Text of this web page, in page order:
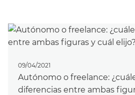
09/04/2021
Autónomo o freelance:
diferencias entre ambas